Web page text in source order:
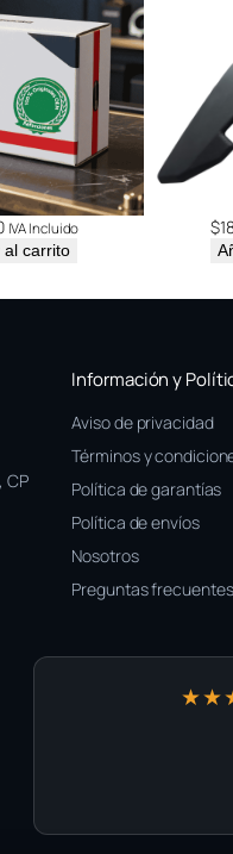
IVA Incluido
al carrito
$
CP
Información y
Aviso de privacidad
Términos y
Política de garantías
Política de envíos
Nosotros
Preguntas frecuentes